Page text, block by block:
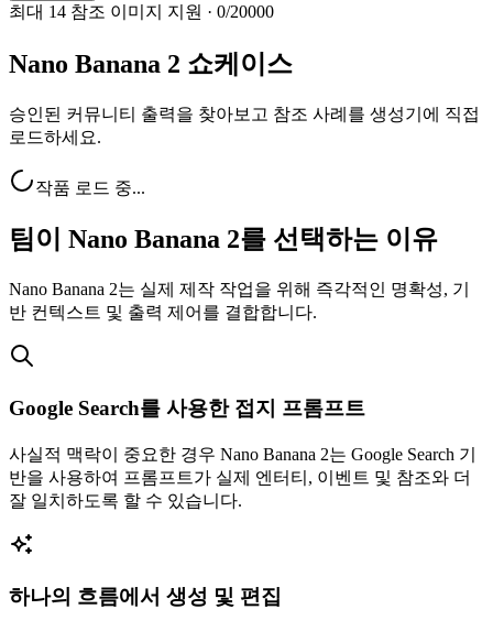
최대 14 참조 이미지 지원 · 0/20000
Nano Banana 2 쇼케이스
승인된 커뮤니티 출력을 찾아보고 참조 사례를 생성기에 직접
로드하세요.
작품 로드 중...
팀이 Nano Banana 2를 선택하는 이유
Nano Banana 2는 실제 제작 작업을 위해 즉각적인 명확성, 기
반 컨텍스트 및 출력 제어를 결합합니다.
Google Search를 사용한 접지 프롬프트
사실적 맥락이 중요한 경우 Nano Banana 2는 Google Search 기
반을 사용하여 프롬프트가 실제 엔터티, 이벤트 및 참조와 더
잘 일치하도록 할 수 있습니다.
하나의 흐름에서 생성 및 편집